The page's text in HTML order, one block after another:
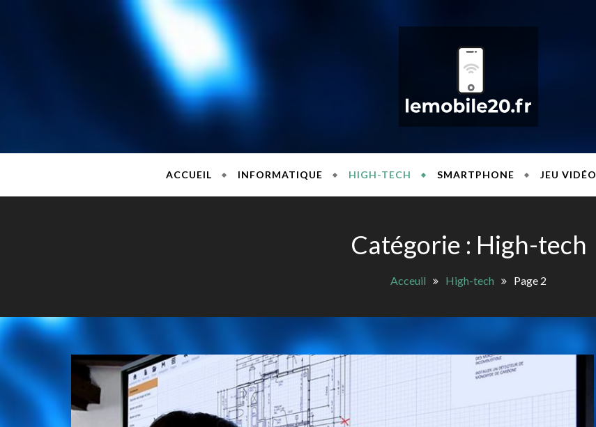
lemobile20
ACCUEIL INFORMATIQUE HIGH-TECH SMARTPHONE JEU VIDÉO
Catégorie : High-tech
Acceuil High-tech Page 2